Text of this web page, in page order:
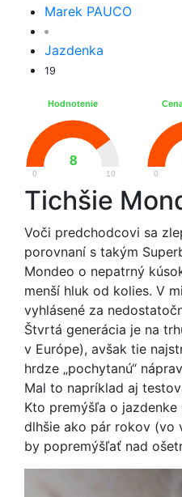
Marek PAUCO
Jazdenka
19
Hodnotenie
8
0 10 0
Tichšie
Voči predchodcovi sa
porovnaní s takým
Mondeo o nepatrný
menší hluk od kolies. V
vyhlásené za
Štvrtá generácia je na
v Európe), avšak tie
hrdze „pochytanú“
Mal to napríklad aj
Kto premýšľa o jazdenke
dlhšie ako pár rokov (vo
by popremýšľať nad